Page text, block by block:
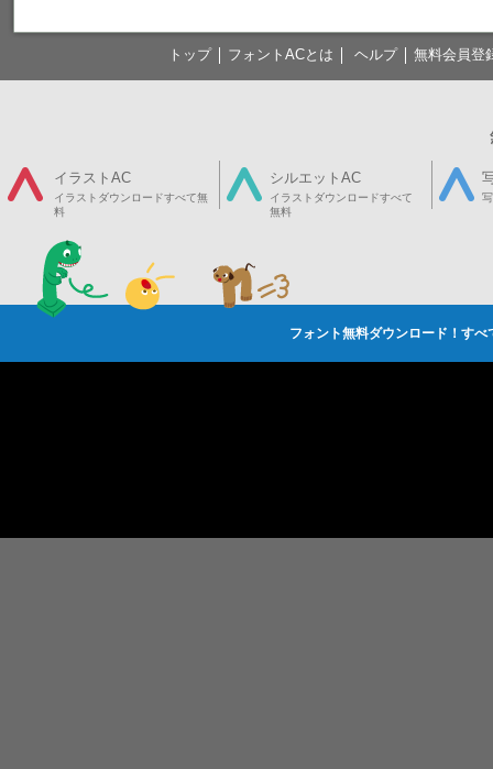
トップ フォントACとは ヘルプ 無料会員登
イラストAC
イラストダウンロードすべて無
料
シルエットAC
イラストダウンロードすべて
無料
フォント無料ダウンロード！す